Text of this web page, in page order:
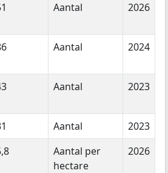
Aantal 2026
Aantal 2024
Aantal 2023
Aantal
2023
Aantal per
hectare
2026